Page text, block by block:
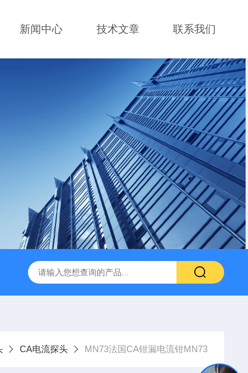
新闻中心 技术文章 联系我们
法国CA大电流微欧计 E27法国CA交直流电流钳
CA电流探头 MN73法国CA钳漏电流钳MN73